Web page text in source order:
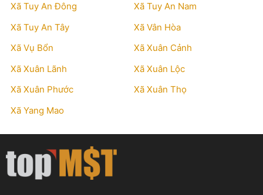
Xã Tuy An Đông
Xã Tuy An Nam
Xã Tuy An Tây
Xã Vân Hòa
Xã Vụ Bổn
Xã Xuân Cảnh
Xã Xuân Lãnh
Xã Xuân Lộc
Xã Xuân Phước
Xã Xuân Thọ
Xã Yang Mao